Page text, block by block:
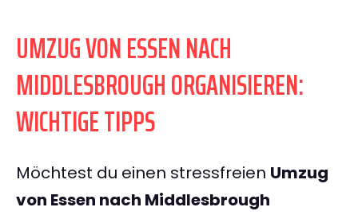
UMZUG VON ESSEN NACH
MIDDLESBROUGH ORGANISIEREN:
WICHTIGE TIPPS
Möchtest du einen stressfreien Umzug
von Essen nach Middlesbrough